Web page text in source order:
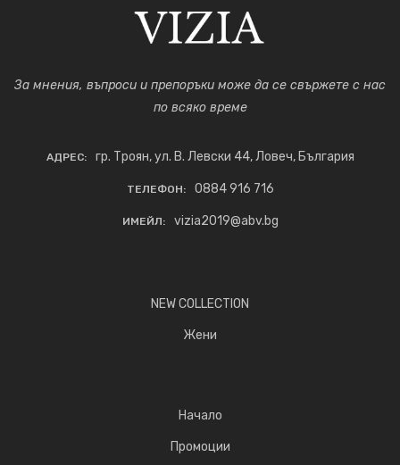
За мнения, въпроси и препоръки може да се свържете с нас
по всяко време
АДРЕС: гр. Троян, ул. В. Левски 44, Ловеч, България
ТЕЛЕФОН: 0884 916 716
ИМЕЙЛ: vizia2019@abv.bg
NEW COLLECTION
Жени
Начало
Промоции